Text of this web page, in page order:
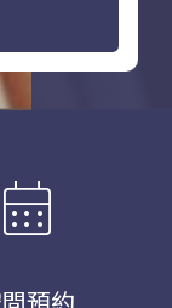
calendar_month